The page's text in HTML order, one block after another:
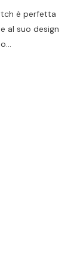
è perfetta
al suo design